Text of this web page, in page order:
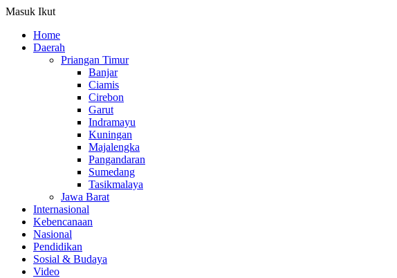
Masuk Ikut
Home
Daerah
Priangan Timur
Banjar
Ciamis
Cirebon
Garut
Indramayu
Kuningan
Majalengka
Pangandaran
Sumedang
Tasikmalaya
Jawa Barat
Internasional
Kebencanaan
Nasional
Pendidikan
Sosial & Budaya
Video